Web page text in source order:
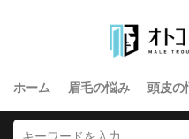
ホーム 眉毛の悩み 頭皮の